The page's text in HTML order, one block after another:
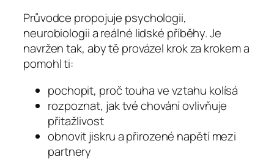
Průvodce propojuje psychologii,
neurobiologii a reálné lidské příběhy. Je
navržen tak, aby tě provázel krok za krokem a
pomohl ti:
pochopit, proč touha ve vztahu kolísá
rozpoznat, jak tvé chování ovlivňuje
přitažlivost
obnovit jiskru a přirozené napětí mezi
partnery